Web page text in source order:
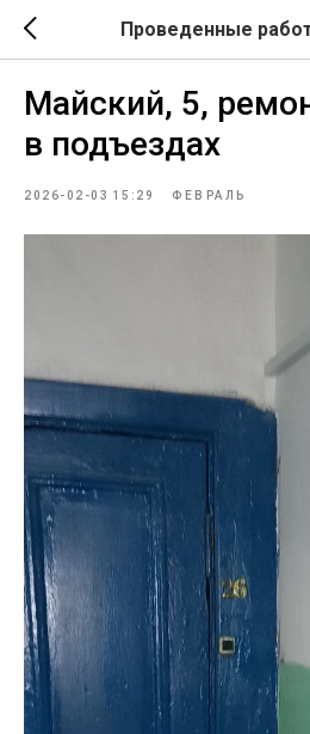
Проведенные
Майский, 5,
в подъездах
2026-02-03 15:29 ФЕВРАЛЬ